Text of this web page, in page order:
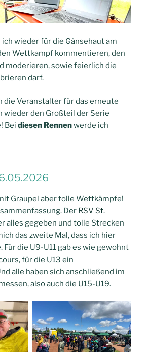
wieder für die Gänsehaut am
Wettkampf kommentieren, den
moderieren, sowie feierlich die
darf.
die Veranstalter für das erneute
wieder den Großteil der Serie
Bei diesen Rennenwerde ich
Graupel aber tolle Wettkämpfe!
Der RSV St.
alles gegeben und tolle Strecken
das zweite Mal, dass ich hier
die U9-U11 gab es wie gewohnt
für die U13 ein
alle haben sich anschließend im
also auch die U15-U19.